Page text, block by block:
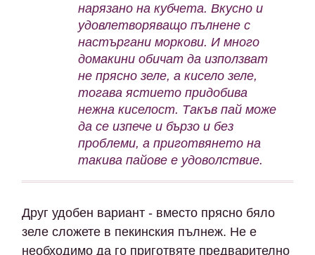
нарязано на кубчета. Вкусно и
удовлетворяващо пълнене с
настъргани моркови. И много
домакини обичат да използват
не прясно зеле, а кисело зеле,
тогава ястието придобива
нежна киселост. Такъв пай може
да се изпече и бързо и без
проблеми, а приготвянето на
такива пайове е удоволствие.
Друг удобен вариант - вместо прясно бяло
зеле сложете в пекинския пълнеж. Не е
необходимо да го приготвяте предварително